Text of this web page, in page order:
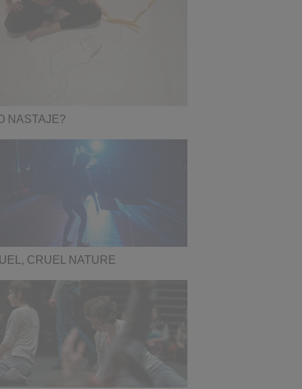
NASTAJE?
CRUEL NATURE